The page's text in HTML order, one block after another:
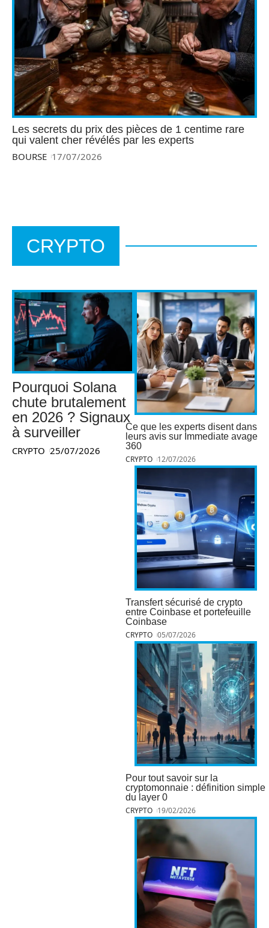
Les secrets du prix des pièces de 1 centime rare
qui valent cher révélés par les experts
BOURSE 17/07/2026
CRYPTO
Pourquoi Solana
chute brutalement
en 2026 ? Signaux
à surveiller
CRYPTO 25/07/2026
Ce que les experts disent dans
leurs avis sur Immediate avage
360
CRYPTO 12/07/2026
Transfert sécurisé de crypto
entre Coinbase et portefeuille
Coinbase
CRYPTO 05/07/2026
Pour tout savoir sur la
cryptomonnaie : définition simple
du layer 0
CRYPTO 19/02/2026